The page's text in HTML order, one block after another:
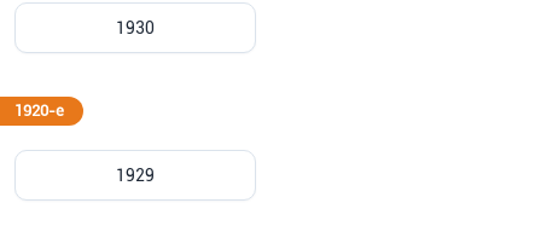
1930
1920-е
1929